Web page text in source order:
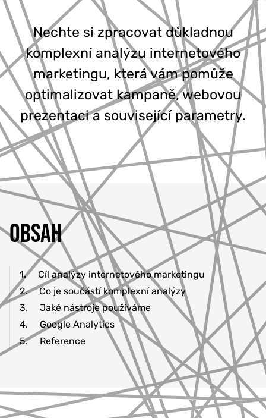
777 353 464
Nechte si zpracovat důkladnou
komplexní analýzu internetového
marketingu, která vám pomůže
optimalizovat kampaně, webovou
prezentaci a související parametry.
OBSAH
1.
Cíl analýzy internetového marketingu
2.
Co je součástí komplexní analýzy
3.
Jaké nástroje používáme
4.
Google Analytics
5.
Reference